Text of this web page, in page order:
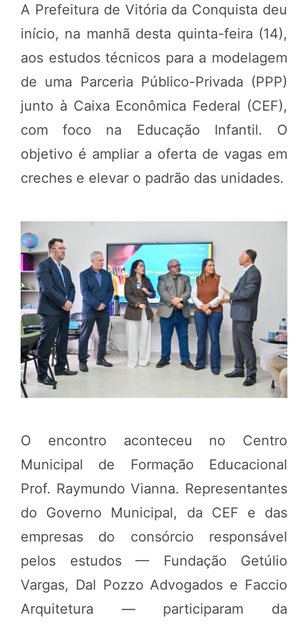
A Prefeitura de Vitória da Conquista deu
início, na manhã desta quinta-feira (14),
aos estudos técnicos para a modelagem
de uma Parceria Público-Privada (PPP)
junto à Caixa Econômica Federal (CEF),
com foco na Educação Infantil. O
objetivo é ampliar a oferta de vagas em
creches e elevar o padrão das unidades.
O encontro aconteceu no Centro
Municipal de Formação Educacional
Prof. Raymundo Vianna. Representantes
do Governo Municipal, da CEF e das
empresas do consórcio responsável
pelos estudos — Fundação Getúlio
Vargas, Dal Pozzo Advogados e Faccio
Arquitetura — participaram da